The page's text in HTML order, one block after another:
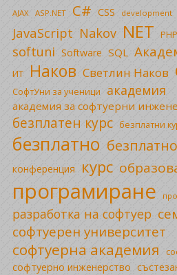
AJAX ASP.NET C# CSS development
JavaScript Nakov NET PHP
softuni Software SQL
ИТ Наков Светлин Наков
СофтУни за ученици академия
академия за софтуерни
безплатен курс безплатни
безплатно
конференция курс
програмиране
разработка на софтуер
софтуерен университет
софтуерна академия
софтуерно инженерство